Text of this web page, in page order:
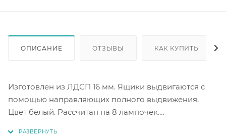
ОПИСАНИЕ ОТЗЫВЫ КАК КУПИТЬ
Изготовлен из ЛДСП 16 мм. Ящики выдвигаются с
помощью направляющих полного выдвижения.
Цвет белый. Рассчитан на 8 лампочек.